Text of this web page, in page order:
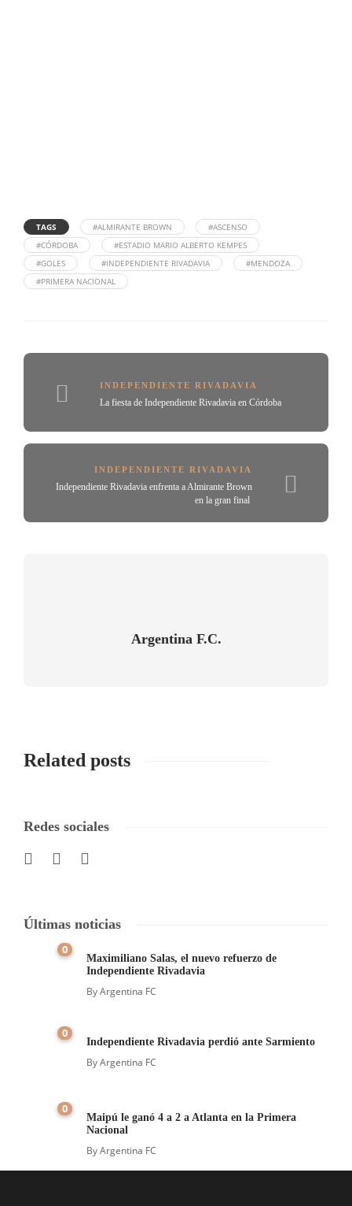
TAGS #ALMIRANTE BROWN
#ASCENSO
#CÓRDOBA
#ESTADIO MARIO ALBERTO KEMPES
#GOLES
#INDEPENDIENTE RIVADAVIA
#MENDOZA
#PRIMERA NACIONAL
INDEPENDIENTE RIVADAVIA
La fiesta de Independiente Rivadavia en Córdoba
INDEPENDIENTE RIVADAVIA
Independiente Rivadavia enfrenta a Almirante Brown
en la gran final
Argentina F.C.
Related posts
Redes sociales
Últimas noticias
0
Maximiliano Salas, el nuevo refuerzo de
Independiente Rivadavia
ByArgentina FC
0
Independiente Rivadavia perdió ante Sarmiento
ByArgentina FC
0
Maipú le ganó 4 a 2 a Atlanta en la Primera
Nacional
ByArgentina FC